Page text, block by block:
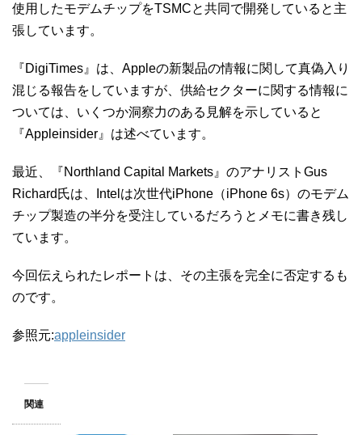
使用したモデムチップをTSMCと共同で開発していると主
張しています。
『DigiTimes』は、Appleの新製品の情報に関して真偽入り
混じる報告をしていますが、供給セクターに関する情報に
ついては、いくつか洞察力のある見解を示していると
『Appleinsider』は述べています。
最近、『Northland Capital Markets』のアナリストGus
Richard氏は、Intelは次世代iPhone（iPhone 6s）のモデム
チップ製造の半分を受注しているだろうとメモに書き残し
ています。
今回伝えられたレポートは、その主張を完全に否定するも
のです。
参照元:appleinsider
関連